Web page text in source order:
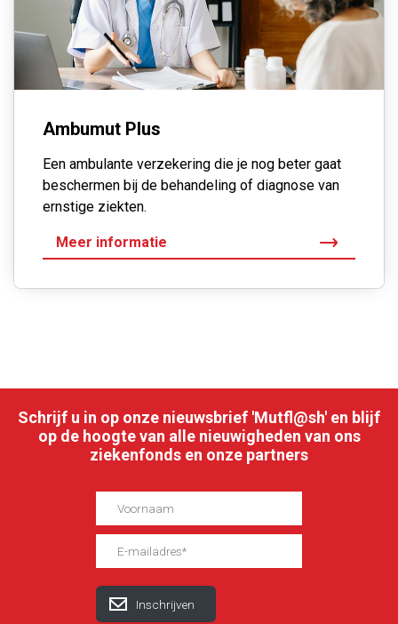
Ambumut Plus
Een ambulante verzekering die je nog beter gaat
beschermen bij de behandeling of diagnose van
ernstige ziekten.
Meer informatie
Schrijf u in op onze nieuwsbrief 'Mutfl@sh' en blijf
op de hoogte van alle nieuwigheden van ons
ziekenfonds en onze partners